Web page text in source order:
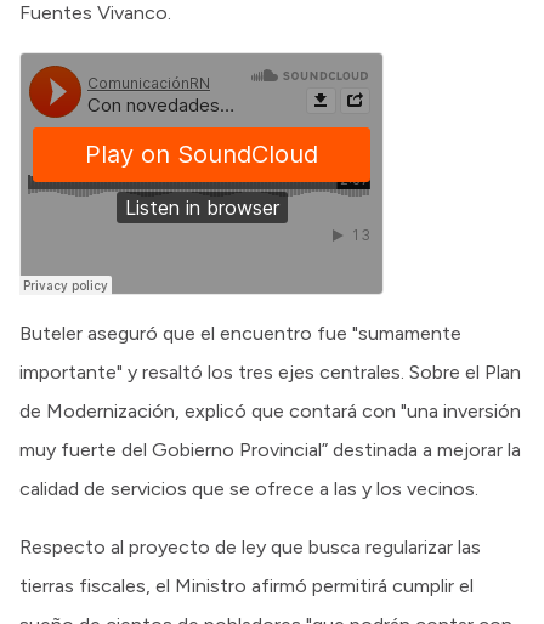
Fuentes Vivanco.
Buteler aseguró que el encuentro fue "sumamente
importante" y resaltó los tres ejes centrales. Sobre el Plan
de Modernización, explicó que contará con "una inversión
muy fuerte del Gobierno Provincial” destinada a mejorar la
calidad de servicios que se ofrece a las y los vecinos.
Respecto al proyecto de ley que busca regularizar las
tierras fiscales, el Ministro afirmó permitirá cumplir el